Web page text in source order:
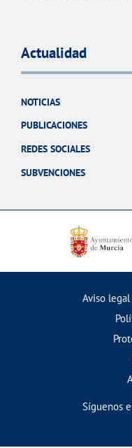
Actualidad
NOTICIAS
PUBLICACIONES
REDES SOCIALES
SUBVENCIONES
Aviso
Síguenos